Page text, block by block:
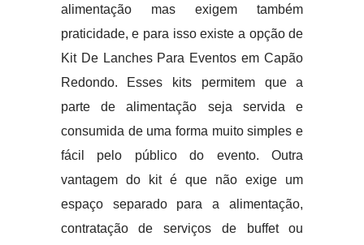
alimentação mas exigem também
praticidade, e para isso existe a opção de
Kit De Lanches Para Eventos em Capão
Redondo. Esses kits permitem que a
parte de alimentação seja servida e
consumida de uma forma muito simples e
fácil pelo público do evento. Outra
vantagem do kit é que não exige um
espaço separado para a alimentação,
contratação de serviços de buffet ou